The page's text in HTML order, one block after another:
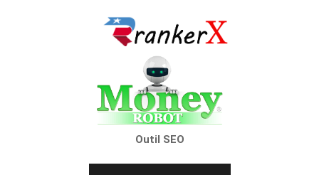
Outil SEO